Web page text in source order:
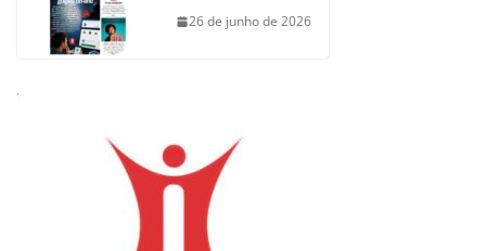
26 de junho de 2026